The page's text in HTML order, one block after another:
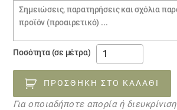
Σημειώσεις
παραγγελίας
Ποσότητα (σε μέτρα)
Ταφτάς
Πλισέ
ΚΑΦΕ
ποσότητα
ΠΡΟΣΘΉΚΗ ΣΤΟ ΚΑΛΆΘΙ
Για οποιαδήποτε απορία ή